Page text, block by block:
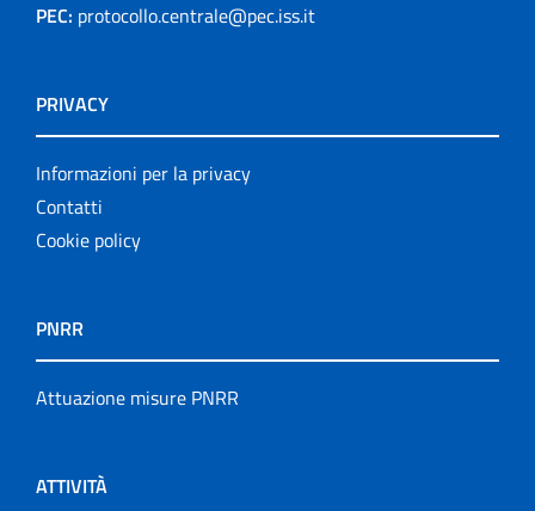
PEC: protocollo.centrale@pec.iss.it
PRIVACY
Informazioni per la privacy
Contatti
Cookie policy
PNRR
Attuazione misure PNRR
ATTIVITÀ